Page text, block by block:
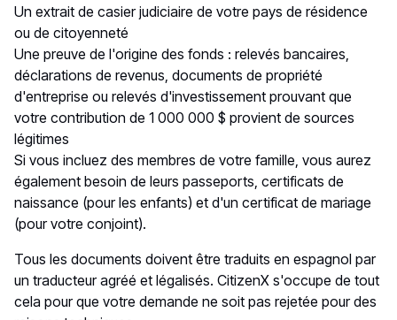
Un extrait de casier judiciaire de votre pays de résidence
ou de citoyenneté
Une preuve de l'origine des fonds : relevés bancaires,
déclarations de revenus, documents de propriété
d'entreprise ou relevés d'investissement prouvant que
votre contribution de 1 000 000 $ provient de sources
légitimes
Si vous incluez des membres de votre famille, vous aurez
également besoin de leurs passeports, certificats de
naissance (pour les enfants) et d'un certificat de mariage
(pour votre conjoint).
Tous les documents doivent être traduits en espagnol par
un traducteur agréé et légalisés. CitizenX s'occupe de tout
cela pour que votre demande ne soit pas rejetée pour des